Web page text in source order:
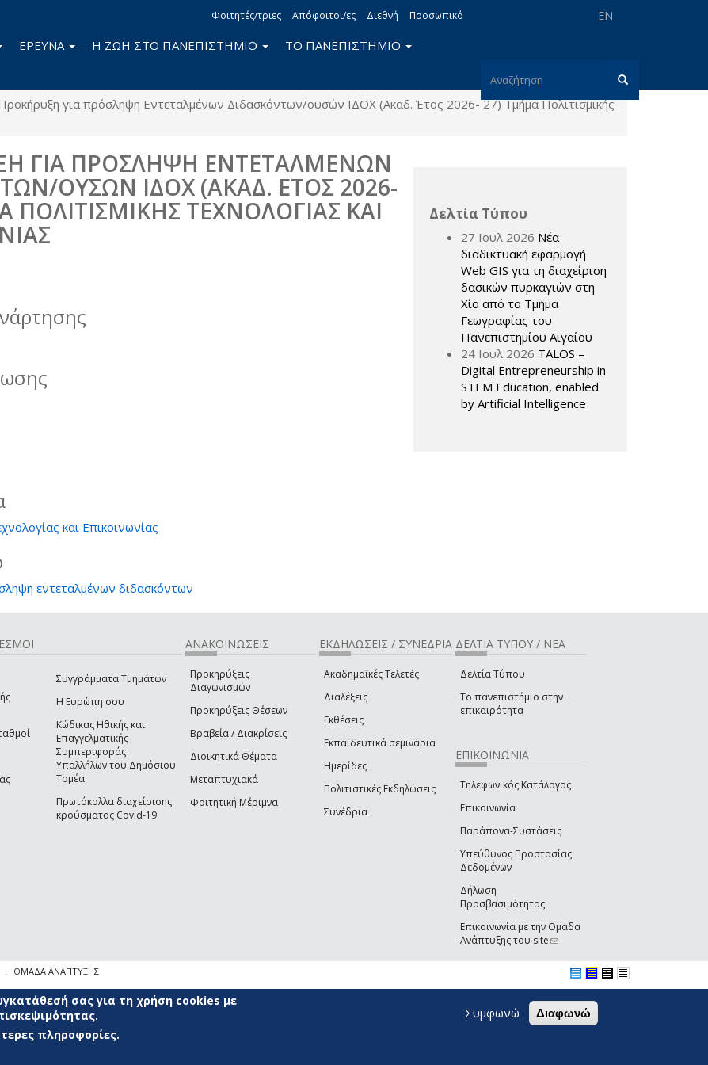
EN
Φοιτητές/τριες Απόφοιτοι/ες Διεθνή Προσωπικό
Φόρμα
αναζήτησης
Αναζήτηση
ΕΡΕΥΝΑ Η ΖΩΗ ΣΤΟ ΠΑΝΕΠΙΣΤΗΜΙΟ ΤΟ ΠΑΝΕΠΙΣΤΗΜΙΟ
για πρόσληψη Εντεταλμένων Διδασκόντων/ουσών ΙΔΟΧ (Ακαδ. Έτος 2026- 27) Τμήμα Πολιτισμικής
ΓΙΑ ΠΡΟΣΛΗΨΗ ΕΝΤΕΤΑΛΜΕΝΩΝ
ΟΥΣΩΝ ΙΔΟΧ (ΑΚΑΔ. ΕΤΟΣ 2026-
ΤΕΧΝΟΛΟΓΙΑΣ ΚΑΙ
και Επικοινωνίας
εντεταλμένων διδασκόντων
Δελτία Τύπου
27 Ιουλ 2026 Νέα
διαδικτυακή εφαρμογή
Web GIS για τη διαχείριση
δασικών πυρκαγιών στη
Χίο από το Τμήμα
Γεωγραφίας του
Πανεπιστημίου Αιγαίου
24 Ιουλ 2026 TALOS –
Digital Entrepreneurship in
STEM Education, enabled
by Artificial Intelligence
Συγγράμματα Τμημάτων
Η Ευρώπη σου
Κώδικας Ηθικής και
Επαγγελματικής
Συμπεριφοράς
Υπαλλήλων του Δημόσιου
Τομέα
Πρωτόκολλα διαχείρισης
κρούσματος Covid-19
ΑΝΑΚΟΙΝΩΣΕΙΣ
Προκηρύξεις
Διαγωνισμών
Προκηρύξεις Θέσεων
Βραβεία / Διακρίσεις
Διοικητικά Θέματα
Μεταπτυχιακά
Φοιτητική Μέριμνα
ΕΚΔΗΛΩΣΕΙΣ / ΣΥΝΕΔΡΙΑ
Ακαδημαϊκές Τελετές
Διαλέξεις
Εκθέσεις
Εκπαιδευτικά σεμινάρια
Ημερίδες
Πολιτιστικές Εκδηλώσεις
Συνέδρια
ΔΕΛΤΙΑ ΤΥΠΟΥ / ΝΕΑ
Δελτία Τύπου
Το πανεπιστήμιο στην
επικαιρότητα
ΕΠΙΚΟΙΝΩΝΙΑ
Τηλεφωνικός Κατάλογος
Επικοινωνία
Παράπονα-Συστάσεις
Υπεύθυνος Προστασίας
Δεδομένων
Δήλωση
Προσβασιμότητας
Επικοινωνία με την Ομάδα
Ανάπτυξης του site(link sends e-mail)
ΟΜΑΔΑ ΑΝΑΠΤΥΞΗΣ
σας για τη χρήση cookies με
πληροφορίες.
Συμφωνώ Διαφωνώ